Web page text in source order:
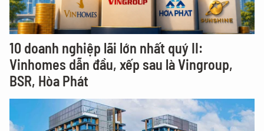
10 doanh nghiệp lãi lớn nhất quý II:
Vinhomes dẫn đầu, xếp sau là Vingroup,
BSR, Hòa Phát